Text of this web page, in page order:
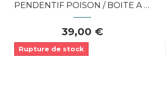
PENDENTIF POISON / BOITE A SECRET EN...
39,00 €
Rupture de stock